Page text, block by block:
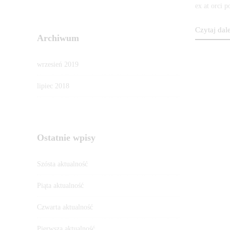
Archiwum
wrzesień 2019
lipiec 2018
Ostatnie wpisy
Szósta aktualność
Piąta aktualność
Czwarta aktualność
ex at orci
Czytaj